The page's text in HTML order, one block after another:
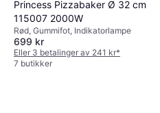
Princess Pizzabaker Ø 32 cm
115007 2000W
Rød, Gummifot, Indikatorlampe
699 kr
Eller 3 betalinger av 241 kr*
7 butikker